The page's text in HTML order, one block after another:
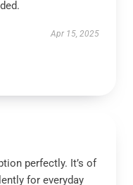
Apr 15, 2025
perfectly. It’s of
for everyday